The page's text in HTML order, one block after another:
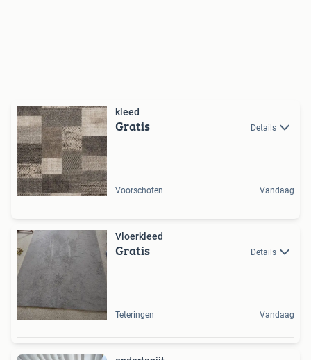
kleed
Gratis Details
Voorschoten Vandaag
Vloerkleed
Gratis Details
Teteringen Vandaag